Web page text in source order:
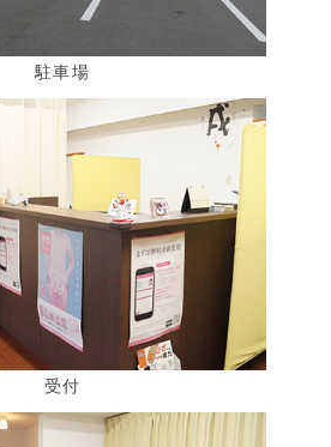
駐車場
受付